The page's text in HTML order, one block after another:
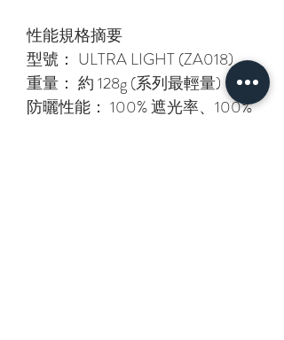
性能規格摘要
型號： ULTRA LIGHT (ZA018)
重量： 約 128g (系列最輕量)
防曬性能： 100% 遮光率、100%